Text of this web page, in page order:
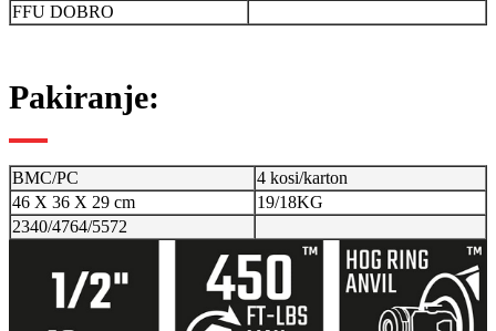
FFU DOBRO
Pakiranje:
BMC/PC
4 kosi/karton
46 X 36 X 29 cm
19/18KG
2340/4764/5572